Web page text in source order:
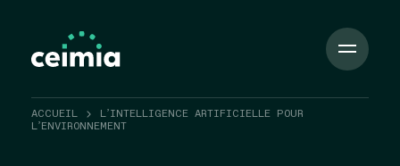
Toggle
Navigation
ACCUEIL
L’INTELLIGENCE ARTIFICIELLE POUR
L’ENVIRONNEMENT